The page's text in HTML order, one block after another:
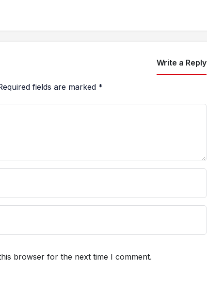
Write a Reply
fields are marked *
browser for the next time I comment.